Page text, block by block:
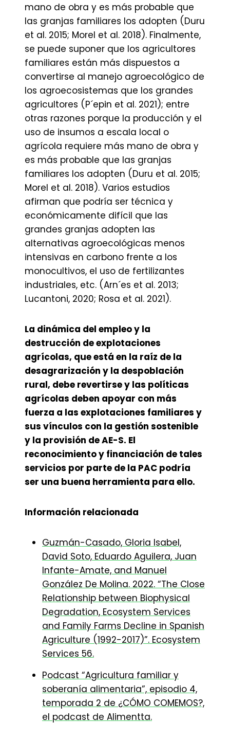
mano de obra y es más probable que
las granjas familiares los adopten (Duru
et al. 2015; Morel et al. 2018). Finalmente,
se puede suponer que los agricultores
familiares están más dispuestos a
convertirse al manejo agroecológico de
los agroecosistemas que los grandes
agricultores (P´epin et al. 2021); entre
otras razones porque la producción y el
uso de insumos a escala local o
agrícola requiere más mano de obra y
es más probable que las granjas
familiares los adopten (Duru et al. 2015;
Morel et al. 2018). Varios estudios
afirman que podría ser técnica y
económicamente difícil que las
grandes granjas adopten las
alternativas agroecológicas menos
intensivas en carbono frente a los
monocultivos, el uso de fertilizantes
industriales, etc. (Arn´es et al. 2013;
Lucantoni, 2020; Rosa et al. 2021).
La dinámica del empleo y la
destrucción de explotaciones
agrícolas, que está en la raíz de la
desagrarización y la despoblación
rural, debe revertirse y las políticas
agrícolas deben apoyar con más
fuerza a las explotaciones familiares y
sus vínculos con la gestión sostenible
y la provisión de AE-S. El
reconocimiento y financiación de tales
servicios por parte de la PAC podría
ser una buena herramienta para ello.
Información relacionada
Guzmán-Casado, Gloria Isabel,
David Soto, Eduardo Aguilera, Juan
Infante-Amate, and Manuel
González De Molina. 2022. “The Close
Relationship between Biophysical
Degradation, Ecosystem Services
and Family Farms Decline in Spanish
Agriculture (1992-2017)”. Ecosystem
Services 56.
Podcast “Agricultura familiar y
soberanía alimentaria”, episodio 4,
temporada 2 de ¿CÓMO COMEMOS?,
el podcast de Alimentta.